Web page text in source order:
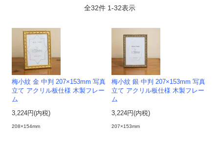
全32件 1-32表示
梅小紋 金 中判 207×153mm 写真
立て アクリル板仕様 木製フレー
ム
3,224円(内税)
208×154mm
梅小紋 銀 中判 207×153mm 写真
立て アクリル板仕様 木製フレー
ム
3,224円(内税)
207×153mm